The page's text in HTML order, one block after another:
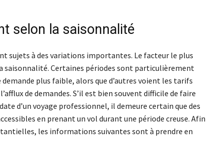
selon la saisonnalité
sujets à des variations importantes. Le facteur le plus
saisonnalité. Certaines périodes sont particulièrement
demande plus faible, alors que d’autres voient les tarifs
de demandes. S’il est bien souvent difficile de faire
d’un voyage professionnel, il demeure certain que des
en prenant un vol durant une période creuse. Afin
les informations suivantes sont à prendre en